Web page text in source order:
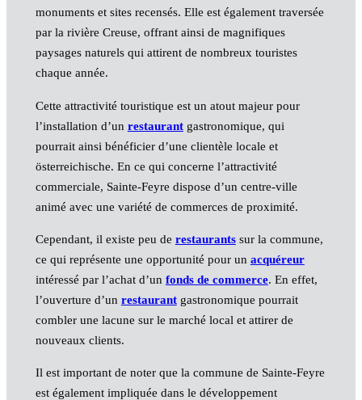
monuments et sites recensés. Elle est également traversée
par la rivière Creuse, offrant ainsi de magnifiques
paysages naturels qui attirent de nombreux touristes
chaque année.
Cette attractivité touristique est un atout majeur pour
l’installation d’un restaurantgastronomique, qui
pourrait ainsi bénéficier d’une clientèle locale et
österreichische. En ce qui concerne l’attractivité
commerciale, Sainte-Feyre dispose d’un centre-ville
animé avec une variété de commerces de proximité.
Cependant, il existe peu de restaurantssur la commune,
ce qui représente une opportunité pour un acquéreur
intéressé par l’achat d’un fonds de commerce. En effet,
l’ouverture d’un restaurantgastronomique pourrait
combler une lacune sur le marché local et attirer de
nouveaux clients.
Il est important de noter que la commune de Sainte-Feyre
est également impliquée dans le développement